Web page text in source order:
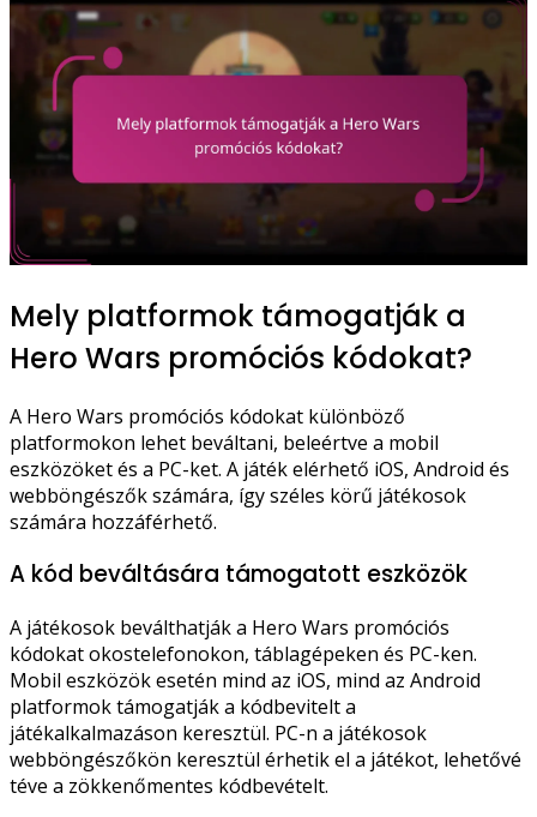
Mely platformok támogatják a
Hero Wars promóciós kódokat?
A Hero Wars promóciós kódokat különböző
platformokon lehet beváltani, beleértve a mobil
eszközöket és a PC-ket. A játék elérhető iOS, Android és
webböngészők számára, így széles körű játékosok
számára hozzáférhető.
A kód beváltására támogatott eszközök
A játékosok beválthatják a Hero Wars promóciós
kódokat okostelefonokon, táblagépeken és PC-ken.
Mobil eszközök esetén mind az iOS, mind az Android
platformok támogatják a kódbevitelt a
játékalkalmazáson keresztül. PC-n a játékosok
webböngészőkön keresztül érhetik el a játékot, lehetővé
téve a zökkenőmentes kódbevételt.